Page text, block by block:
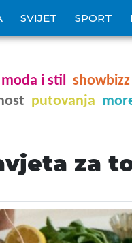
SVIJET SPORT
moda i stil showbizz
putovanja
za